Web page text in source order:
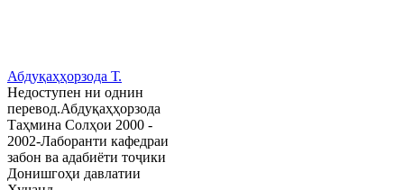
Абдуқаҳҳорзода Т.
Недоступен ни однин
перевод.Абдуқаҳҳорзода
Таҳмина Солҳои 2000 -
2002-Лаборанти кафедраи
забон ва адабиёти тоҷики
Донишгоҳи давлатии